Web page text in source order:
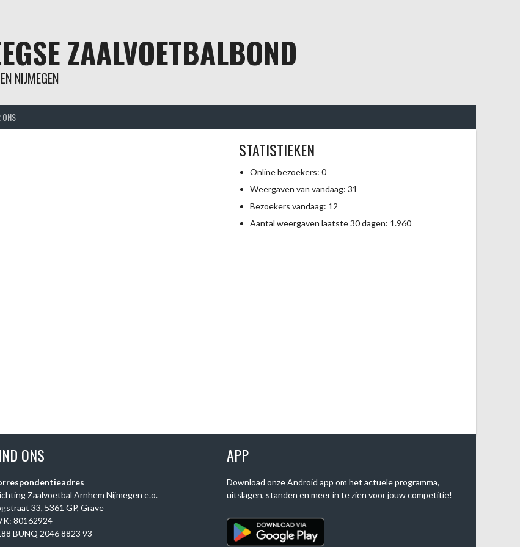
ZAALVOETBALBOND
NIJMEGEN
ONS
STATISTIEKEN
Online bezoekers: 0
Weergaven van vandaag: 31
Bezoekers vandaag: 12
Aantal weergaven laatste 30 dagen: 1.960
ONS
Zaalvoetbal Arnhem Nijmegen e.o.
33, 5361 GP, Grave
80162924
BUNQ 2046 8823 93
APP
Download onze Android app om het actuele programma,
uitslagen, standen en meer in te zien voor jouw competitie!